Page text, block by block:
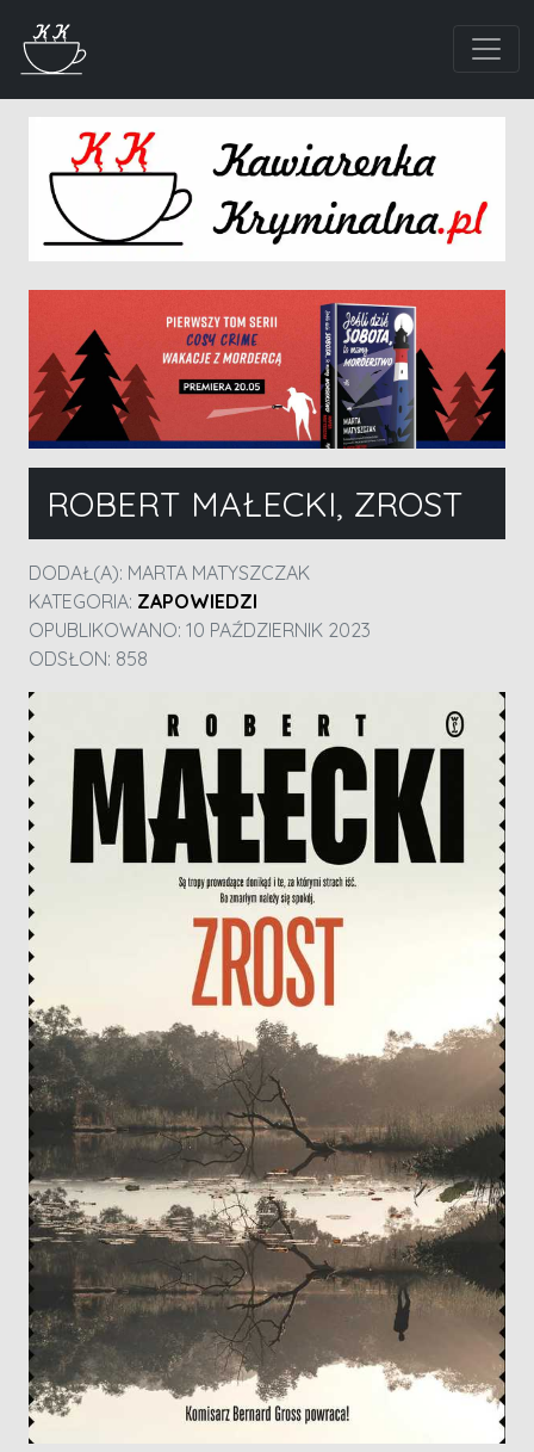
ROBERT MAŁECKI, ZROST
DODAŁ(A): MARTA MATYSZCZAK
KATEGORIA: ZAPOWIEDZI
OPUBLIKOWANO: 10 PAŹDZIERNIK 2023
ODSŁON: 858